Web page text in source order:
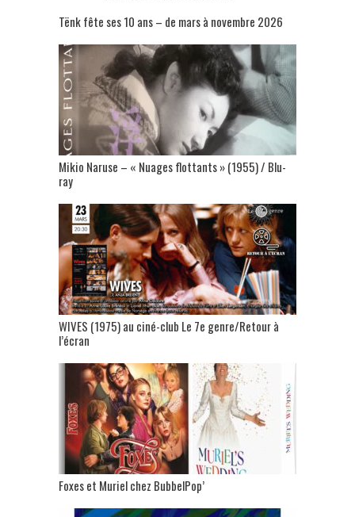
Tënk fête ses 10 ans – de mars à novembre 2026
Mikio Naruse – « Nuages flottants » (1955) / Blu-
ray
WIVES (1975) au ciné-club Le 7e genre/Retour à
l’écran
Foxes et Muriel chez BubbelPop’